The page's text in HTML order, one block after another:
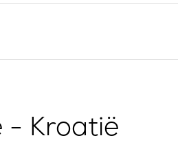
- Kroatië